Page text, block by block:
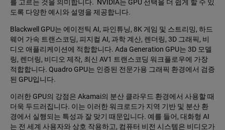
를 고르는 것을 의미합니다. NVIDIA는 GPU 선택을 더 쉽게 할 수 있
도록 다양한 예시와 설명을 제공합니다.
Blackwell GPU는 에이전틱 AI, 파인튜닝, 8K 게임 및 스트리밍, 하드
웨어 가속 트랜스코딩, 피지컬 AI, 과학 계산, 렌더링, 3D 그래픽, 비
디오 애플리케이션에 적합합니다. Ada Generation GPU는 3D 모델
링, 렌더링, 비디오 제작, 최신 AV1 트랜스코딩 워크플로우에 가장
적합합니다. Quadro GPU는 인증된 전문가용 그래픽 환경에서 검증
된 GPU입니다.
이러한 GPU의 강점은 Akamai의 분산 클라우드 환경에서 사용할 때
더욱 두드러집니다. 이는 이러한 워크로드가 지역 기반 및 분산 환
경에서 실행되는 특성과 잘 맞기 때문입니다. 예를 들어, 대화형 AI
는 전 세계 사용자와 상호 작용하고, 컴퓨터 비전 시스템은 비디오가